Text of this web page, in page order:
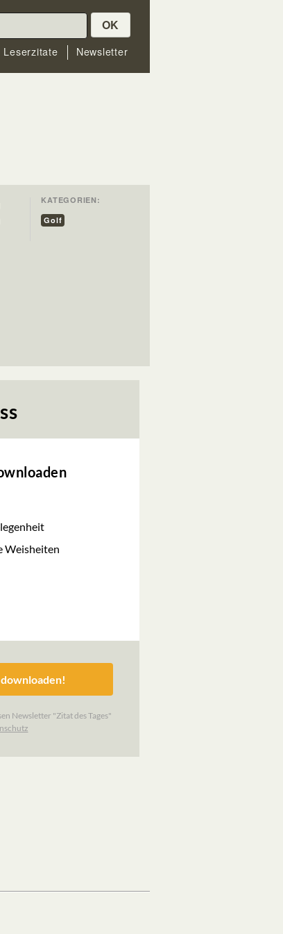
OK
Leserzitate Newsletter
KATEGORIEN:
Golf